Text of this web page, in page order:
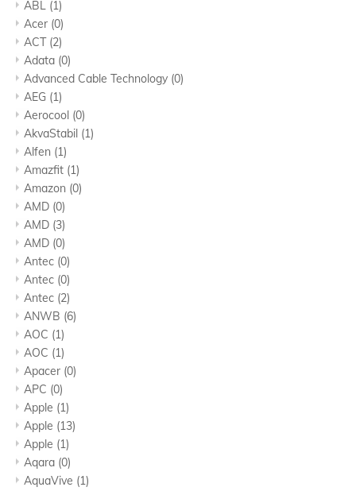
ABL (1)
Acer (0)
ACT (2)
Adata (0)
Advanced Cable Technology (0)
AEG (1)
Aerocool (0)
AkvaStabil (1)
Alfen (1)
Amazfit (1)
Amazon (0)
AMD (0)
AMD (3)
AMD (0)
Antec (0)
Antec (0)
Antec (2)
ANWB (6)
AOC (1)
AOC (1)
Apacer (0)
APC (0)
Apple (1)
Apple (13)
Apple (1)
Aqara (0)
AquaVive (1)